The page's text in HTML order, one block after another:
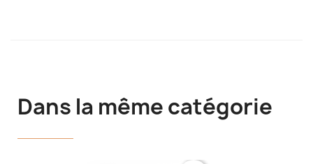
Dans la même catégorie